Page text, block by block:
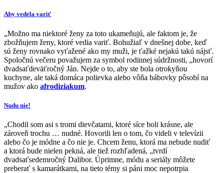
Aby vedela variť
„Možno ma niektoré ženy za toto ukameňujú, ale faktom je, že
zbožňujem ženy, ktoré vedia variť. Bohužiaľ v dnešnej dobe, keď
sú ženy rovnako vyťažené ako my muži, je ťažké nejakú takú nájsť.
Spoločnú večeru považujem za symbol rodinnej súdržnosti, „hovorí
dvadsaťdeväťročný Ján. Nejde o to, aby ste bola otrokyňou
kuchyne, ale taká domáca polievka alebo vôňa bábovky pôsobí na
mužov ako afrodiziakum.
Nudu nie!
„Chodil som asi s tromi dievčatami, ktoré síce boli krásne, ale
zároveň trochu … nudné. Hovorili len o tom, čo videli v televízii
alebo čo je módne a čo nie je. Chcem ženu, ktorá ma nebude nudiť
a ktorá bude nielen pekná, ale tiež rozhľadená, „tvrdí
dvadsaťsedemročný Dalibor. Úprimne, módu a seriály môžete
preberať s kamarátkami, na tieto témy si páni moc nepotrpia